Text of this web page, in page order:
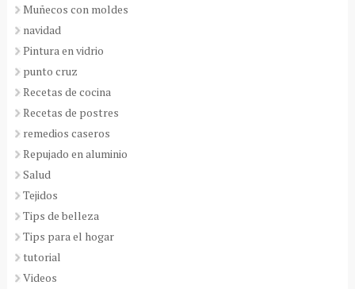
Muñecos con moldes
navidad
Pintura en vidrio
punto cruz
Recetas de cocina
Recetas de postres
remedios caseros
Repujado en aluminio
Salud
Tejidos
Tips de belleza
Tips para el hogar
tutorial
Videos